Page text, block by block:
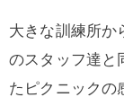
大きな訓練所か
のスタッフ達と
たピクニックの